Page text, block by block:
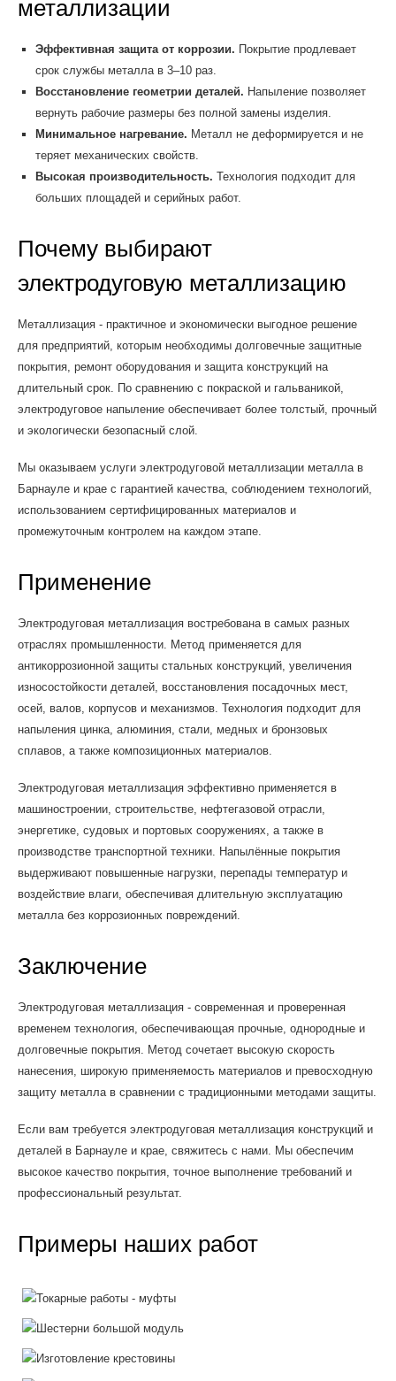
металлизации
Эффективная защита от коррозии. Покрытие продлевает
срок службы металла в 3–10 раз.
Восстановление геометрии деталей. Напыление позволяет
вернуть рабочие размеры без полной замены изделия.
Минимальное нагревание. Металл не деформируется и не
теряет механических свойств.
Высокая производительность. Технология подходит для
больших площадей и серийных работ.
Почему выбирают
электродуговую металлизацию
Металлизация - практичное и экономически выгодное решение
для предприятий, которым необходимы долговечные защитные
покрытия, ремонт оборудования и защита конструкций на
длительный срок. По сравнению с покраской и гальваникой,
электродуговое напыление обеспечивает более толстый, прочный
и экологически безопасный слой.
Мы оказываем услуги электродуговой металлизации металла в
Барнауле и крае с гарантией качества, соблюдением технологий,
использованием сертифицированных материалов и
промежуточным контролем на каждом этапе.
Применение
Электродуговая металлизация востребована в самых разных
отраслях промышленности. Метод применяется для
антикоррозионной защиты стальных конструкций, увеличения
износостойкости деталей, восстановления посадочных мест,
осей, валов, корпусов и механизмов. Технология подходит для
напыления цинка, алюминия, стали, медных и бронзовых
сплавов, а также композиционных материалов.
Электродуговая металлизация эффективно применяется в
машиностроении, строительстве, нефтегазовой отрасли,
энергетике, судовых и портовых сооружениях, а также в
производстве транспортной техники. Напылённые покрытия
выдерживают повышенные нагрузки, перепады температур и
воздействие влаги, обеспечивая длительную эксплуатацию
металла без коррозионных повреждений.
Заключение
Электродуговая металлизация - современная и проверенная
временем технология, обеспечивающая прочные, однородные и
долговечные покрытия. Метод сочетает высокую скорость
нанесения, широкую применяемость материалов и превосходную
защиту металла в сравнении с традиционными методами защиты.
Если вам требуется электродуговая металлизация конструкций и
деталей в Барнауле и крае, свяжитесь с нами. Мы обеспечим
высокое качество покрытия, точное выполнение требований и
профессиональный результат.
Примеры наших работ